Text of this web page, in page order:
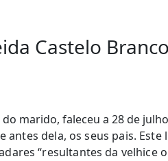
Castelo Branco
marido, faleceu a 28 de
antes dela, os seus pais. Este
“resultantes da velhice